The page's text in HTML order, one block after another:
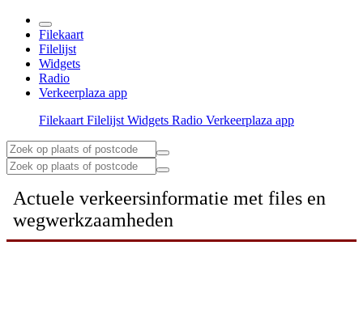
Filekaart
Filelijst
Widgets
Radio
Verkeerplaza app
Filekaart Filelijst Widgets Radio Verkeerplaza app
Actuele verkeersinformatie met files en
wegwerkzaamheden